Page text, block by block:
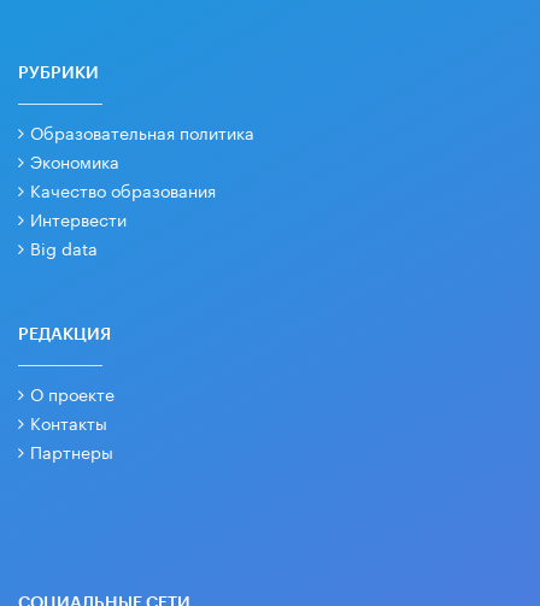
РУБРИКИ
Образовательная политика
Экономика
Качество образования
Интервести
Big data
РЕДАКЦИЯ
О проекте
Контакты
Партнеры